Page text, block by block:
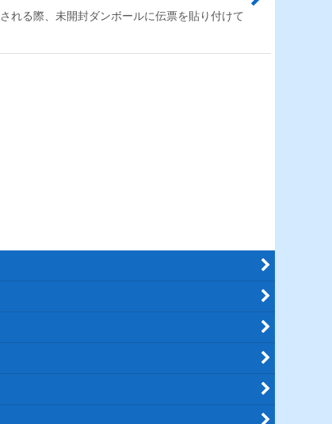
れる際、未開封ダンボールに伝票を貼り付けて